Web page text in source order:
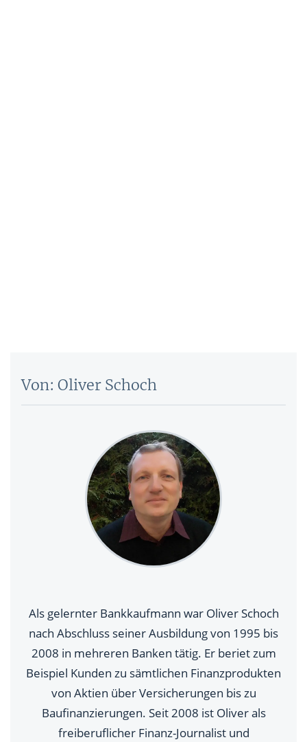
Von: Oliver Schoch
Als gelernter Bankkaufmann war Oliver Schoch
nach Abschluss seiner Ausbildung von 1995 bis
2008 in mehreren Banken tätig. Er beriet zum
Beispiel Kunden zu sämtlichen Finanzprodukten
von Aktien über Versicherungen bis zu
Baufinanzierungen. Seit 2008 ist Oliver als
freiberuflicher Finanz-Journalist und